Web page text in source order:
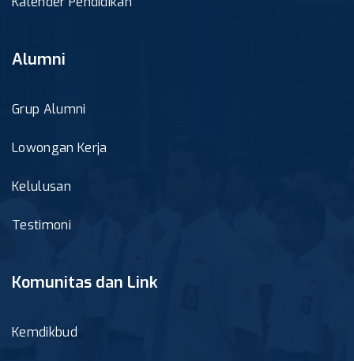
Alumni
Grup Alumni
Lowongan Kerja
Kelulusan
Testimoni
Komunitas dan Link
Kemdikbud